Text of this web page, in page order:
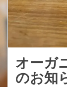
オーガ
のお知